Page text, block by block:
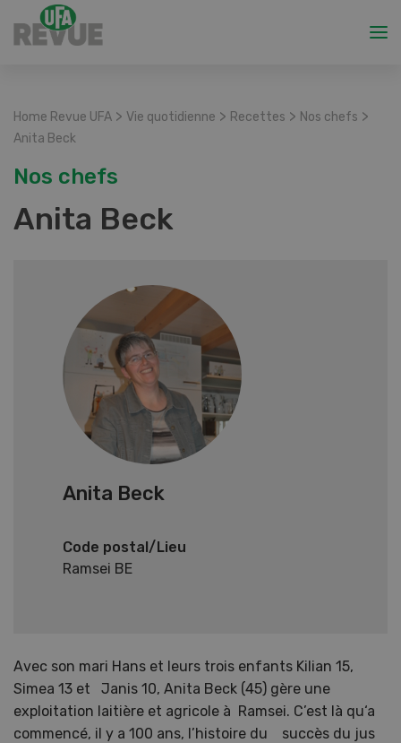
Home Revue UFA > Vie quotidienne > Recettes > Nos chefs >
Anita Beck
Nos chefs
Anita Beck
Anita Beck
Code postal/Lieu
Ramsei BE
Avec son mari Hans et leurs trois enfants Kilian 15,
Simea 13 et Janis 10, Anita Beck (45) gère une
exploitation laitière et agricole à Ramsei. C’est là qu‘a
commencé, il y a 100 ans, l’histoire du succès du jus